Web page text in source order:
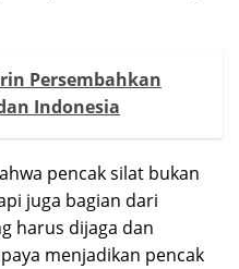
Persembahkan
Indonesia
pencak silat bukan
juga bagian dari
harus dijaga dan
menjadikan pencak